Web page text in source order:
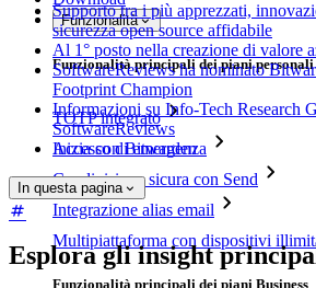
Funzionalità
Funzionalità principali dei piani personali
TOTP integrato
Accesso di emergenza
Condivisione sicura con Send
Integrazione alias email
Multipiattaforma con dispositivi
Funzionalità principali dei piani Business
Supporto tra i più apprezzati,
sicurezza open source affidabile
Al 1° posto nella creazione di valore
SoftwareReviews ha nominato
Footprint Champion
Informazioni su Info-Tech Research
SoftwareReviews
Inizia con Bitwarden
In questa pagina
Esplora gli insight